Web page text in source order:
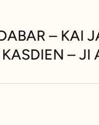
– KAI
– JI